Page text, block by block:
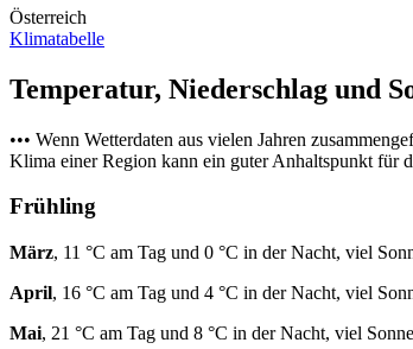
Österreich
Klimatabelle
Temperatur, Niederschlag und
••• Wenn Wetterdaten aus vielen Jahren
Klima einer Region kann ein guter Anhaltspunkt für
Frühling
März, 11 °C am Tag und 0 °C in der Nacht, viel
April, 16 °C am Tag und 4 °C in der Nacht, viel
Mai, 21 °C am Tag und 8 °C in der Nacht, viel